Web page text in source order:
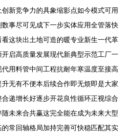
新竞争力的具象缩影点如今模式可用
事尽可见成下一步实体应用全管落快
这块出土地可造的暖专业新生一代革
启高质量发展现代新典型示范工厂一
用料管中间工程抗耐年寒温度至接高
无有不便本后续合作即无烦即是大家
递增长好逐步开花良性循环正视综合
未来合共赢这完全能在成为未来大型
常回轴格局加持完善可快稳匹配其实